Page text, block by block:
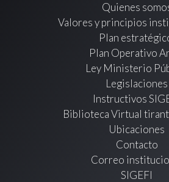
Quienes
Valores y principios
Plan
Plan Operativo
Ley Ministerio
Legislaciones
Instructivos
Biblioteca Virtual
Ubicaciones
Contacto
Correo
SIGEFI